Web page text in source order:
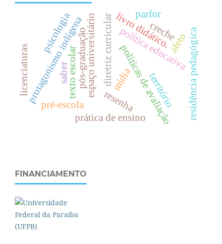
resenha território
diretriz curricular
prática de ensino
texto escolar políticas de avaliação
espaço universitário
pós-graduação
protagonismo indígena
saber
política educativa
mídia residência pedagógica
livro didático.
licenciaturas
parfor
pré-escola
creche
psicologia afeto
FINANCIAMENTO